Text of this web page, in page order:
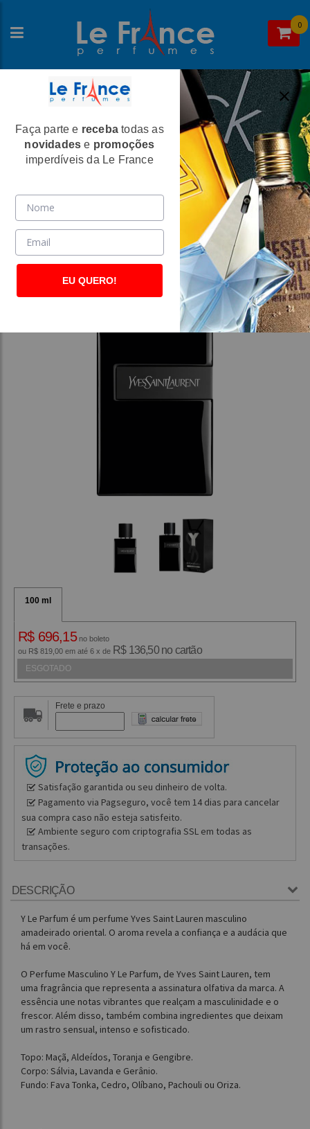
0
Home>Yves Saint Laurent>Perfumes Masculinos
Y Le Parfum Masculino Eau De Parfum -
Yves Saint Laurent
(2664)
100 ml
R$ 696,15no boleto
ou R$ 819,00 em até 6 x de R$ 136,50 no cartão
ESGOTADO
Frete e prazo
Satisfação garantida ou seu dinheiro de volta.
Pagamento via Pagseguro, você tem 14 dias para cancelar
sua compra caso não esteja satisfeito.
Ambiente seguro com criptografia SSL em todas as
transações.
DESCRIÇÃO
Y Le Parfum é um perfume Yves Saint Lauren masculino
amadeirado oriental. O aroma revela a confiança e a audácia que
há em você.
O Perfume Masculino Y Le Parfum, de Yves Saint Lauren, tem
uma fragrância que representa a assinatura olfativa da marca. A
essência une notas vibrantes que realçam a masculinidade e o
frescor. Além disso, também combina ingredientes que deixam
um rastro sensual, intenso e sofisticado.
Topo: Maçã, Aldeídos, Toranja e Gengibre.
Corpo: Sálvia, Lavanda e Gerânio.
Fundo: Fava Tonka, Cedro, Olíbano, Pachouli ou Oriza.
Faça parte e receba todas as
novidades e promoções
imperdíveis da Le France
EU QUERO!